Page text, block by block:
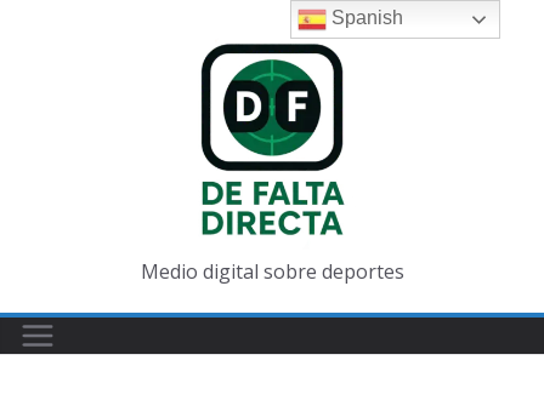
Medio digital sobre deportes
Spanish